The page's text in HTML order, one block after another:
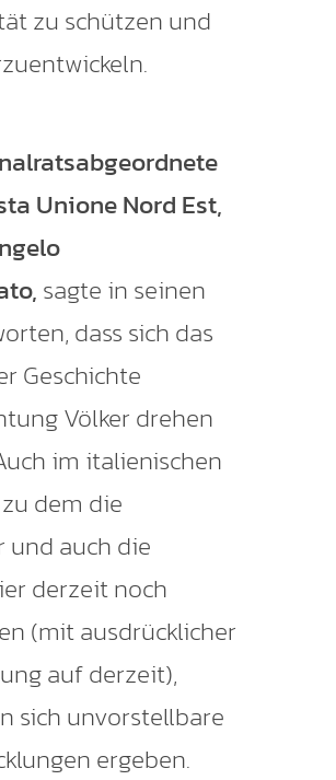
zu schützen und
Unione Nord Est,
sagte in seinen
dass sich das
Geschichte
Völker drehen
im italienischen
dem die
und auch die
derzeit noch
(mit ausdrücklicher
auf derzeit),
sich unvorstellbare
ergeben.